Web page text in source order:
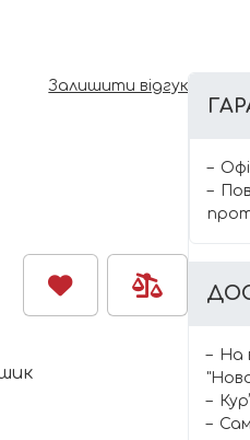
Залишити відгук
На